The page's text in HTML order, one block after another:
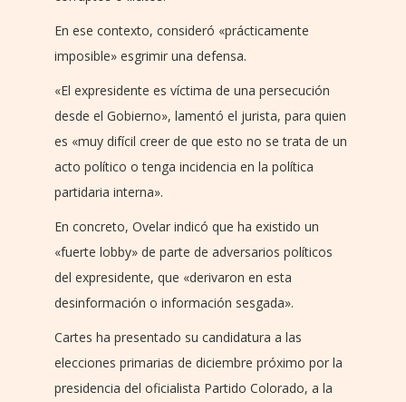
En ese contexto, consideró «prácticamente
imposible» esgrimir una defensa.
«El expresidente es víctima de una persecución
desde el Gobierno», lamentó el jurista, para quien
es «muy difícil creer de que esto no se trata de un
acto político o tenga incidencia en la política
partidaria interna».
En concreto, Ovelar indicó que ha existido un
«fuerte lobby» de parte de adversarios políticos
del expresidente, que «derivaron en esta
desinformación o información sesgada».
Cartes ha presentado su candidatura a las
elecciones primarias de diciembre próximo por la
presidencia del oficialista Partido Colorado, a la